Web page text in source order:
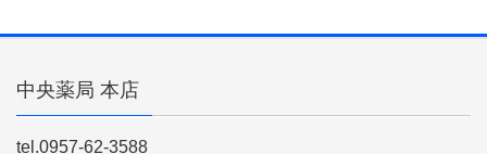
中央薬局 本店
tel.0957-62-3588